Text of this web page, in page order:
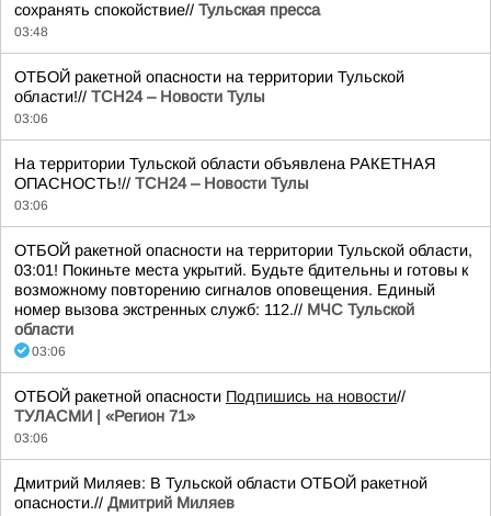
сохранять спокойствие// Тульская пресса
03:48
ОТБОЙ ракетной опасности на территории Тульской
области!// ТСН24 – Новости Тулы
03:06
На территории Тульской области объявлена РАКЕТНАЯ
ОПАСНОСТЬ!// ТСН24 – Новости Тулы
03:06
ОТБОЙ ракетной опасности на территории Тульской области,
03:01! Покиньте места укрытий. Будьте бдительны и готовы к
возможному повторению сигналов оповещения. Единый
номер вызова экстренных служб: 112.// МЧС Тульской
области
03:06
ОТБОЙ ракетной опасности Подпишись на новости//
ТУЛАСМИ | «Регион 71»
03:06
Дмитрий Миляев: В Тульской области ОТБОЙ ракетной
опасности.// Дмитрий Миляев